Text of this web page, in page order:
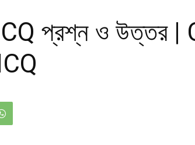
প্রশ্ন ও উত্তর